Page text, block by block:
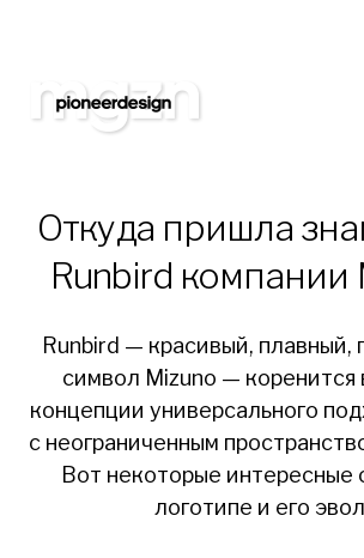
Design
Studio
Blog
Откуда пришла
Runbird компании
Runbird — красивый, плавный,
символ Mizuno — коренится
концепции универсального
с неограниченным
Вот некоторые интересные
логотипе и его
сайтостроения.